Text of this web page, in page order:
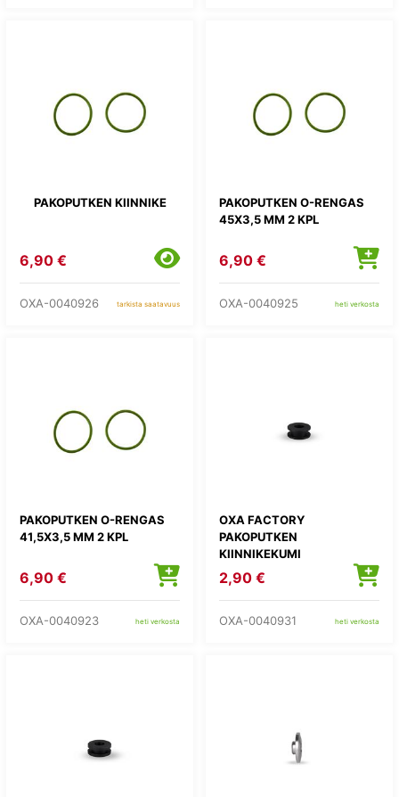
PAKOPUTKEN KIINNIKE
6,90 €
OXA-0040926 tarkista saatavuus
PAKOPUTKEN O-RENGAS
45X3,5 MM 2 KPL
6,90 €
OXA-0040925 heti verkosta
PAKOPUTKEN O-RENGAS
41,5X3,5 MM 2 KPL
6,90 €
OXA-0040923 heti verkosta
OXA FACTORY
PAKOPUTKEN
KIINNIKEKUMI
2,90 €
OXA-0040931 heti verkosta